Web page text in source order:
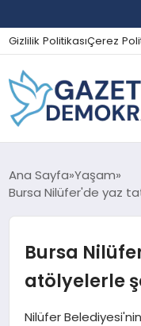
Gizlilik PolitikasıÇerez
GÜNDEM
SPOR
Ana Sayfa Yaşam
Bursa Nilüfer'de yaz
Bursa
atölyelerle
Nilüfer